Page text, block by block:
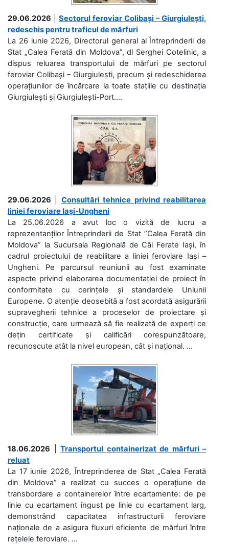
29.06.2026
Sectorul feroviar Colibași – Giurgiulești,
redeschis pentru traficul de mărfuri
La 26 iunie 2026, Directorul general al Întreprinderii de
Stat „Calea Ferată din Moldova”, dl Serghei Cotelinic, a
dispus reluarea transportului de mărfuri pe sectorul
feroviar Colibași – Giurgiulești, precum și redeschiderea
operațiunilor de încărcare la toate stațiile cu destinația
Giurgiulești și Giurgiulești-Port....
29.06.2026
Consultări tehnice privind reabilitarea
liniei feroviare Iași-Ungheni
La 25.06.2026 a avut loc o vizită de lucru a
reprezentanților Întreprinderii de Stat ”Calea Ferată din
Moldova” la Sucursala Regională de Căi Ferate Iași, în
cadrul proiectului de reabilitare a liniei feroviare Iași –
Ungheni. Pe parcursul reuniunii au fost examinate
aspecte privind elaborarea documentației de proiect în
conformitate cu cerințele și standardele Uniunii
Europene. O atenție deosebită a fost acordată asigurării
supravegherii tehnice a proceselor de proiectare și
construcție, care urmează să fie realizată de experți ce
dețin certificate și calificări corespunzătoare,
recunoscute atât la nivel european, cât și național. ...
18.06.2026
Transportul containerizat de mărfuri –
reluat
La 17 iunie 2026, Întreprinderea de Stat „Calea Ferată
din Moldova” a realizat cu succes o operațiune de
transbordare a containerelor între ecartamente: de pe
linie cu ecartament îngust pe linie cu ecartament larg,
demonstrând capacitatea infrastructurii feroviare
naționale de a asigura fluxuri eficiente de mărfuri între
rețelele feroviare. ...